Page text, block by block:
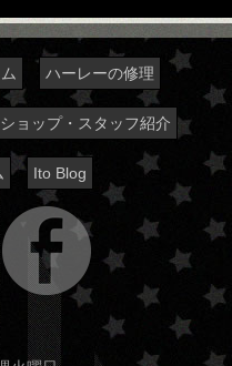
ハーレーの修理
ショップ・スタッフ紹介
Ito Blog